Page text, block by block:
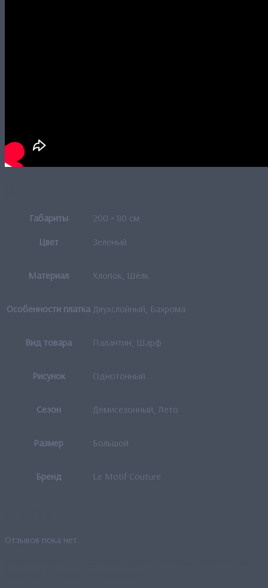
Габариты
200 × 80 см
Цвет
Зеленый
Материал Хлопок, Шёлк
Особенности платка Двухслойный, Бахрома
Вид товара Палантин, Шарф
Рисунок Однотонный
Сезон Демисезонный, Лето
Размер Большой
Бренд Le Motif Couture
Отзывов пока нет.